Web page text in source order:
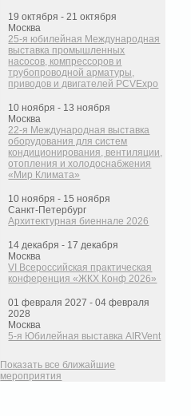
19 октября - 21 октября
Москва
25-я юбилейная Международная
выставка промышленных
насосов, компрессоров и
трубопроводной арматуры,
приводов и двигателей PCVExpo
10 ноября - 13 ноября
Москва
22-я Международная выставка
оборудования для систем
кондиционирования, вентиляции,
отопления и холодоснабжения
«Мир Климата»
10 ноября - 15 ноября
Санкт-Петербург
Архитектурная биеннале 2026
14 декабря - 17 декабря
Москва
VI Всероссийская практическая
конференция «ЖКХ Конф 2026»
01 февраля 2027 - 04 февраля
2028
Москва
5-я Юбилейная выставка AIRVent
Показать все ближайшие
мероприятия